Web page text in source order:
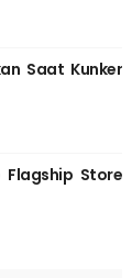
Saat Kunker
Flagship Store